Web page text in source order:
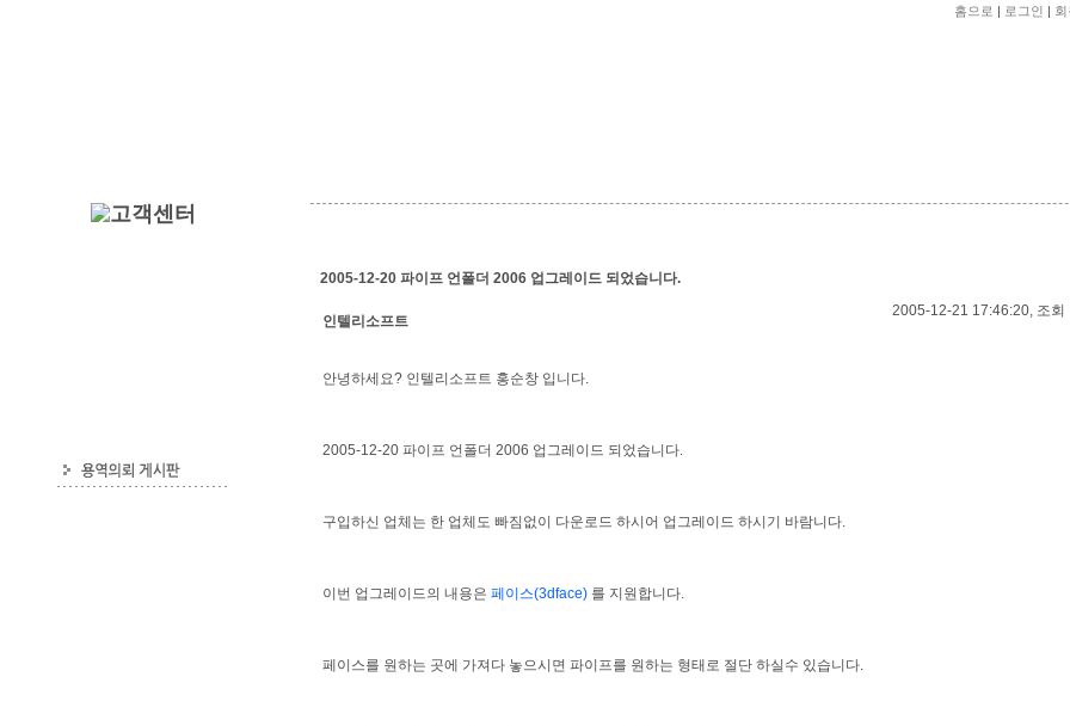
홈으로 | 로그인 |
2005-12-20 파이프 언폴더 2006 업그레이드 되었습니다.
인텔리소프트
2005-12-21 17:46:20, 조
안녕하세요? 인텔리소프트 홍순창 입니다.
2005-12-20 파이프 언폴더 2006 업그레이드 되었습니다.
구입하신 업체는 한 업체도 빠짐없이 다운로드 하시어 업그레이드 하시기 바람니다.
이번 업그레이드의 내용은 페이스(3dface) 를 지원합니다.
페이스를 원하는 곳에 가져다 놓으시면 파이프를 원하는 형태로 절단 하실수 있습니다.